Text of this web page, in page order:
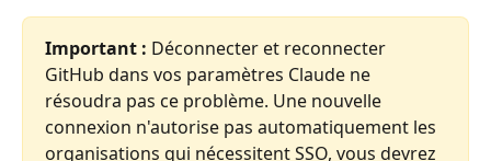
Important : Déconnecter et reconnecter
GitHub dans vos paramètres Claude ne
résoudra pas ce problème. Une nouvelle
connexion n'autorise pas automatiquement les
organisations qui nécessitent SSO, vous devrez